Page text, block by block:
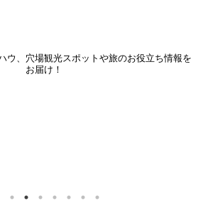
ウ、穴場観光スポットや旅のお役立ち情報を
お届け！